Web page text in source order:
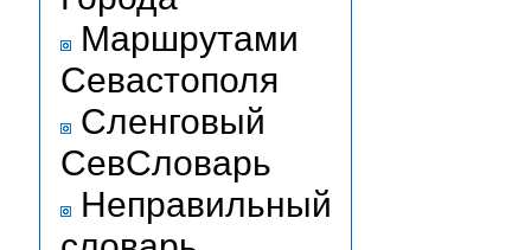
Маршрутами
Севастополя
Сленговый
СевСловарь
Неправильный